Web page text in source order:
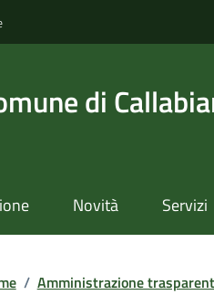
di
Novità Servizi
/ Amministrazione